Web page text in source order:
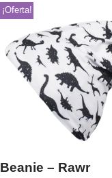
¡Oferta!
Beanie – Rawr